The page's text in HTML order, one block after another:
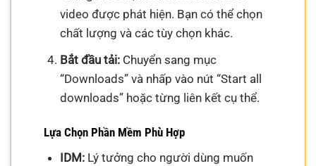
video được phát hiện. Bạn có thể chọn
chất lượng và các tùy chọn khác.
Bắt đầu tải:Chuyển sang mục
“Downloads” và nhấp vào nút “Start all
downloads” hoặc từng liên kết cụ thể.
Lựa Chọn Phần Mềm Phù Hợp
IDM:Lý tưởng cho người dùng muốn